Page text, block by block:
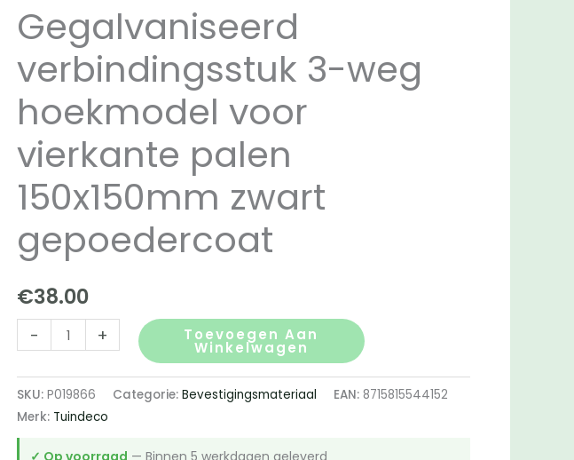
Gegalvaniseerd
verbindingsstuk 3-weg
hoekmodel voor
vierkante palen
150x150mm zwart
gepoedercoat
€38.00
-
Gegalvaniseerd
verbindingsstuk
3-
weg
hoekmodel
voor
+ Toevoegen Aan
Winkelwagen
SKU:P019866 Categorie:Bevestigingsmateriaal EAN: 8715815544152
Merk: Tuindeco
✓ Op voorraad — Binnen 5 werkdagen geleverd